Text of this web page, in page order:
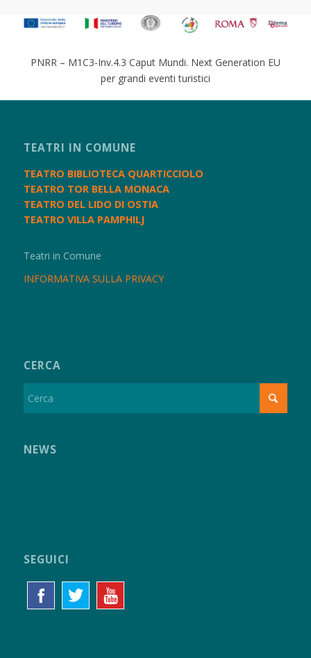
PNRR – M1C3-Inv.4.3 Caput Mundi. Next Generation EU
per grandi eventi turistici
TEATRI IN COMUNE
TEATRO BIBLIOTECA QUARTICCIOLO
TEATRO TOR BELLA MONACA
TEATRO DEL LIDO DI OSTIA
TEATRO VILLA PAMPHILJ
Teatri in Comune
INFORMATIVA SULLA PRIVACY
CERCA
NEWS
SEGUICI